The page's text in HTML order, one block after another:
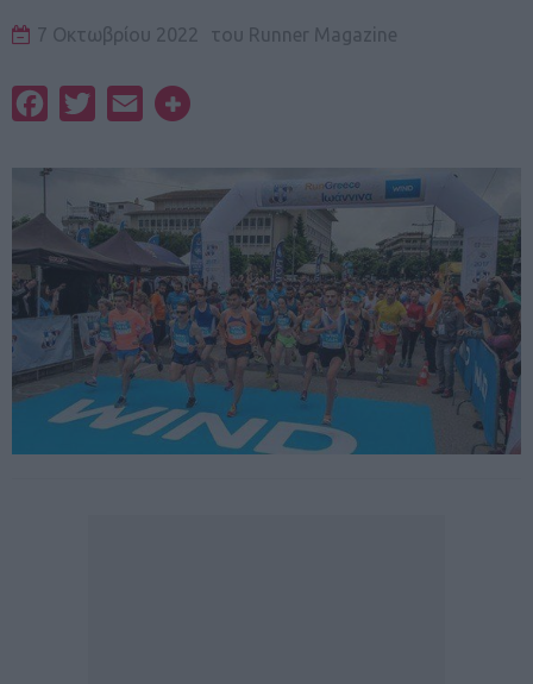
7 Οκτωβρίου 2022 του Runner Magazine
FacebookTwitterEmail